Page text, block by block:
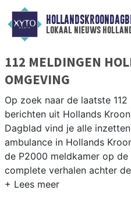
lokaal nieuws
112 MELDINGEN
OMGEVING
Op zoek naar de laatste
berichten uit Hollands
Dagblad vind je alle
ambulance in Hollands
de P2000 meldkamer op
complete verhalen achter